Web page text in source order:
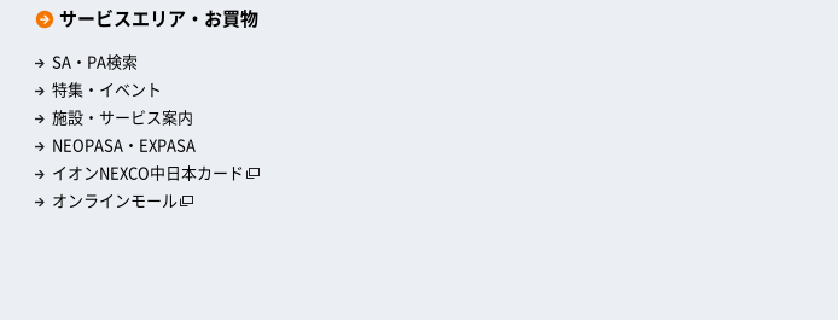
サービスエリア・お買物
SA・PA検索
特集・イベント
施設・サービス案内
NEOPASA・EXPASA
イオンNEXCO中日本カード
オンラインモール